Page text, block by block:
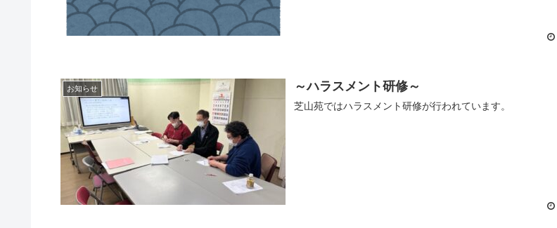
お知らせ ～ハラスメント研修～
芝山苑ではハラスメント研修が行われています。